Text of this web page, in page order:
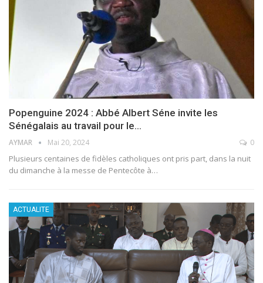
Popenguine 2024 : Abbé Albert Séne invite les
Sénégalais au travail pour le…
AYMAR Mai 20, 2024 0
Plusieurs centaines de fidèles catholiques ont pris part, dans la nuit
du dimanche à la messe de Pentecôte à…
ACTUALITE